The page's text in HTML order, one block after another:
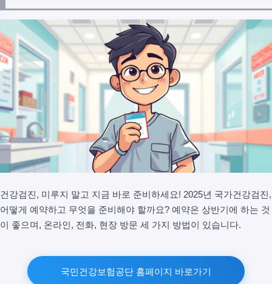
건강검진, 미루지 말고 지금 바로 준비하세요! 2025년 국가건강검진,
어떻게 예약하고 무엇을 준비해야 할까요? 예약은 상반기에 하는 것
이 좋으며, 온라인, 전화, 현장 방문 세 가지 방법이 있습니다.
국민건강보험공단 홈페이지 바로가기